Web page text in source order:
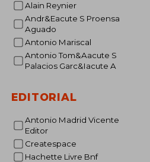
Alain Reynier
Andr&Eacute S Proensa
Aguado
Antonio Mariscal
Antonio Tom&Aacute S
Palacios Garc&Iacute A
EDITORIAL
Antonio Madrid Vicente
Editor
Createspace
Hachette Livre Bnf